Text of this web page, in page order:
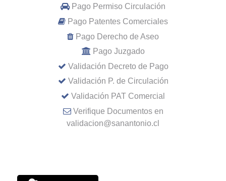
Pago Permiso Circulación
Pago Patentes Comerciales
Pago Derecho de Aseo
Pago Juzgado
Validación Decreto de Pago
Validación P. de Circulación
Validación PAT Comercial
Verifique Documentos en
validacion@sanantonio.cl